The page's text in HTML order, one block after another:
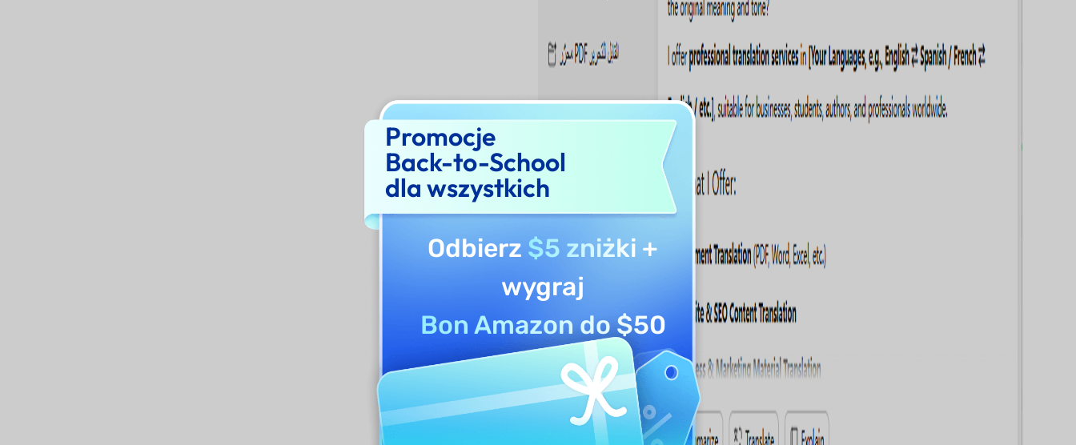
Promocje
Back-to-School
dla wszystkich
Odbierz $5 zniżki +
wygraj
Bon Amazon do $50